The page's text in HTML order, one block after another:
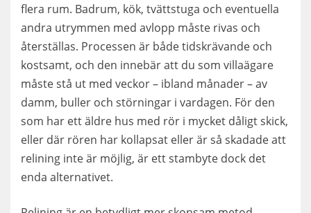
flera rum. Badrum, kök, tvättstuga och eventuella
andra utrymmen med avlopp måste rivas och
återställas. Processen är både tidskrävande och
kostsamt, och den innebär att du som villaägare
måste stå ut med veckor – ibland månader – av
damm, buller och störningar i vardagen. För den
som har ett äldre hus med rör i mycket dåligt skick,
eller där rören har kollapsat eller är så skadade att
relining inte är möjlig, är ett stambyte dock det
enda alternativet.